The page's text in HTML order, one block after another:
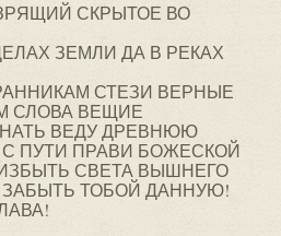
СКРЫТОЕ ВО
ЗЕМЛИ ДА В РЕКАХ
СТЕЗИ ВЕРНЫЕ
СЛОВА ВЕЩИЕ
ВЕДУ ДРЕВНЮЮ
ПУТИ ПРАВИ БОЖЕСКОЙ
СВЕТА ВЫШНЕГО
ТОБОЙ ДАННУЮ!